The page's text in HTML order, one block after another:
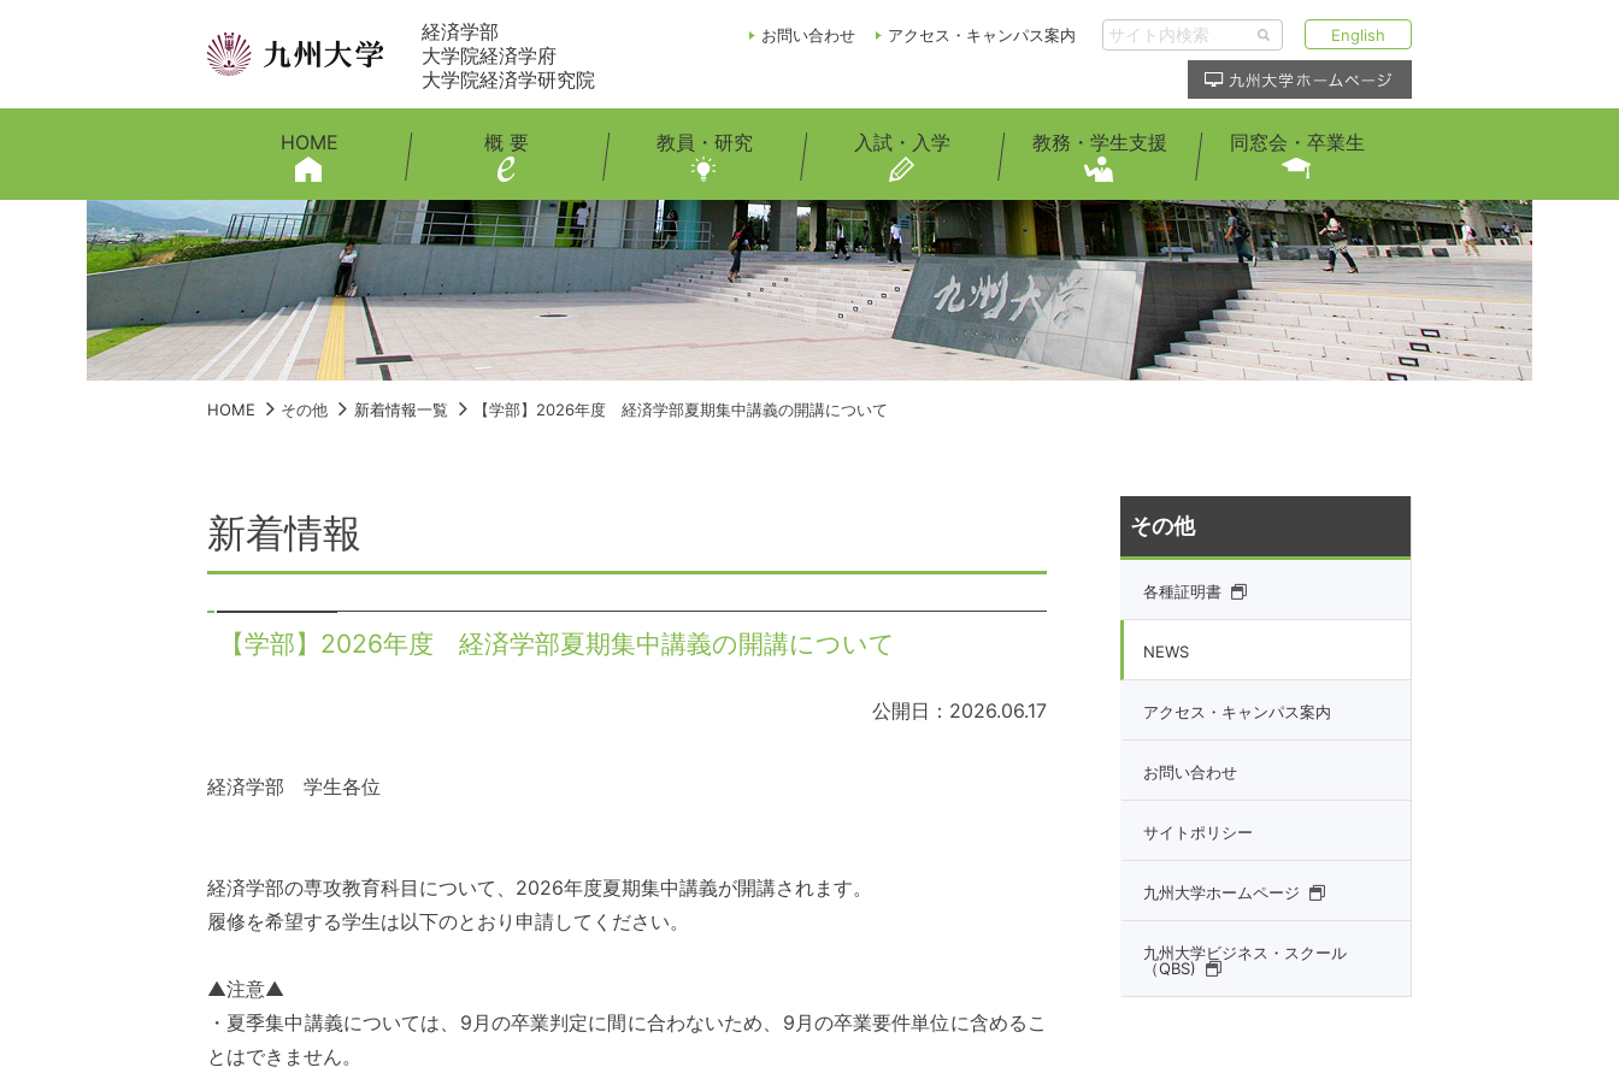
経済学部
大学院経済学府
大学院経済学研究院
お問い合わせ アクセス・キャンパス案内 English
HOME 概 要 教員・研究 入試・入学 教務・学生支援 同窓会・卒業生
HOME その他 新着情報一覧 【学部】2026年度 経済学部夏期集中講義の開講について
新着情報
【学部】2026年度 経済学部夏期集中講義の開講について
公開日：2026.06.17
経済学部 学生各位
経済学部の専攻教育科目について、 2026年度夏期集中講義が開講されます。
履修を希望する学生は以下のとおり申請してください。
▲注意▲
・夏季集中講義については、 9月の卒業判定に間に合わないため、 9月の卒業要件単位に含めるこ
とはできません。
その他
各種証明書
NEWS
アクセス・キャンパス案内
お問い合わせ
サイトポリシー
九州大学ホームページ
九州大学ビジネス・スクール
（QBS)